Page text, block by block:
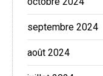
septembre 2024
août 2024